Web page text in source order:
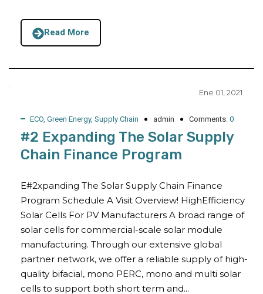
Read More
Ene 01, 2021
ECO, Green Energy, Supply Chain admin Comments: 0
#2 Expanding The Solar Supply
Chain Finance Program
E#2xpanding The Solar Supply Chain Finance
Program Schedule A Visit Overview! HighEfficiency
Solar Cells For PV Manufacturers A broad range of
solar cells for commercial-scale solar module
manufacturing. Through our extensive global
partner network, we offer a reliable supply of high-
quality bifacial, mono PERC, mono and multi solar
cells to support both short term and...